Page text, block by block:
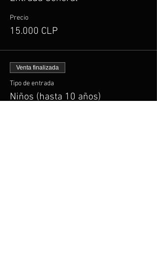
Precio
15.000 CLP
Venta finalizada
Tipo de entrada
Niños (hasta 10 años)